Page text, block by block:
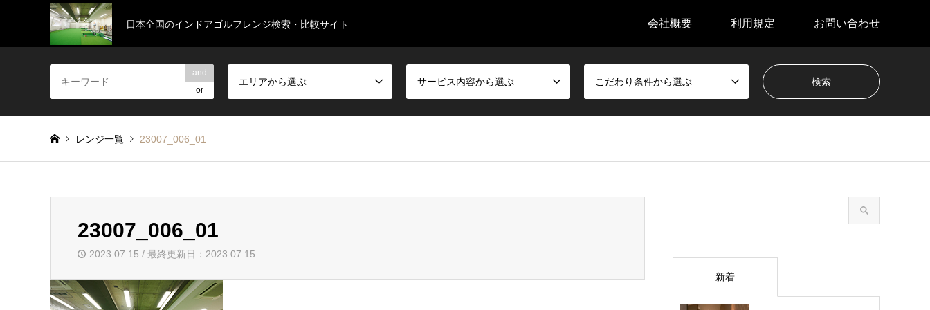
日本全国のインドアゴルフレンジ検索・比較サイト 会社概要 利用規定 お問い合わせ
and
or
エリアから選ぶ サービス内容から選ぶ こだわり条件から選ぶ
レンジ一覧 23007_006_01
23007_006_01
2023.07.15 / 最終更新日：2023.07.15
新着